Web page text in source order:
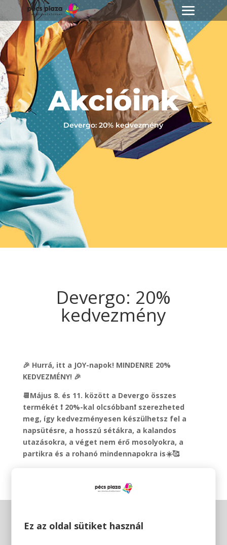
Akcióink
Devergo: 20% kedvezmény
Devergo: 20%
kedvezmény
🎉 Hurrá, itt a JOY-napok! MINDENRE 20%
KEDVEZMÉNY! 🎉
📆Május 8. és 11. között a Devergo összes
termékét ❗20%-kal olcsóbban❗szerezheted
meg, így kedvezményesen készülhetsz fel a
napsütésre, a hosszú sétákra, a kalandos
utazásokra, a véget nem érő mosolyokra, a
partikra és a rohanó mindennapokra is☀️🥰
Ez az oldal sütiket használ